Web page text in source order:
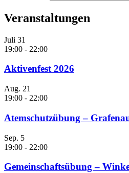
Veranstaltungen
Juli 31
19:00 - 22:00
Aktivenfest 2026
Aug. 21
19:00 - 22:00
Atemschutzübung –
Sep. 5
19:00 - 22:00
Gemeinschaftsübung –